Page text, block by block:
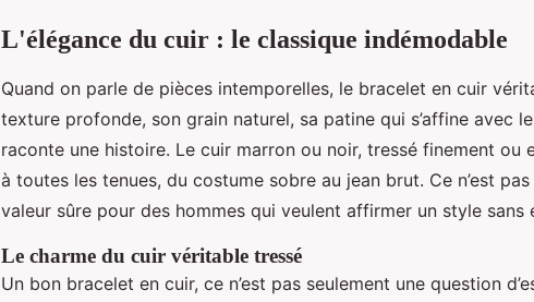
L'élégance du cuir : le classique indémodable
Quand on parle de pièces intemporelles, le bracelet en cuir
texture profonde, son grain naturel, sa patine qui s’affine avec
raconte une histoire. Le cuir marron ou noir, tressé finement ou
à toutes les tenues, du costume sobre au jean brut. Ce n’est pas
valeur sûre pour des hommes qui veulent affirmer un style sans
Le charme du cuir véritable tressé
Un bon bracelet en cuir, ce n’est pas seulement une question